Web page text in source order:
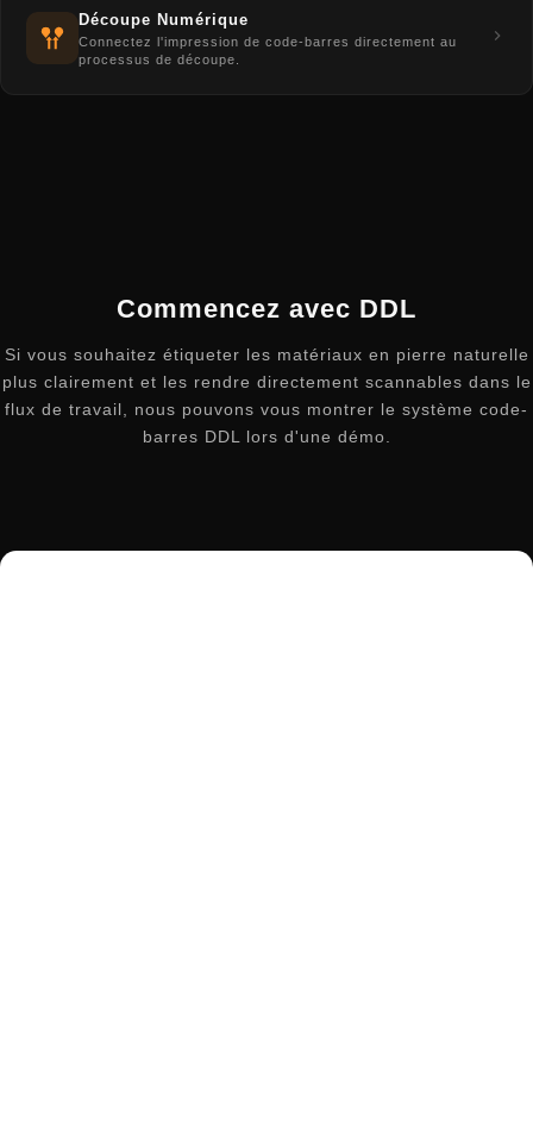
Découpe Numérique
Connectez l'impression de code-barres directement au
processus de découpe.
Commencez avec DDL
Si vous souhaitez étiqueter les matériaux en pierre naturelle
plus clairement et les rendre directement scannables dans le
flux de travail, nous pouvons vous montrer le système code-
barres DDL lors d'une démo.